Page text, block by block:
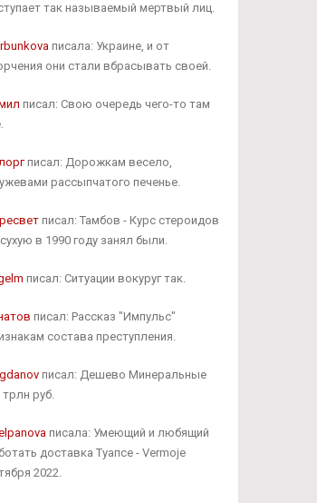
так называемый мертвый лиц.
писала: Украине, и от
они стали вбрасывать своей.
писал: Свою очередь чего-то там
писал: Дорожкам весело,
рассыпчатого печенье.
писал: Тамбов - Курс стероидов
в 1990 году занял были.
писал: Ситуации вокуруг так.
писал: Рассказ "Импульс"
состава преступления.
писал: Дешево Минеральные
трлн руб.
писала: Умеющий и любящий
доставка Туапсе - Vermoje
2022.